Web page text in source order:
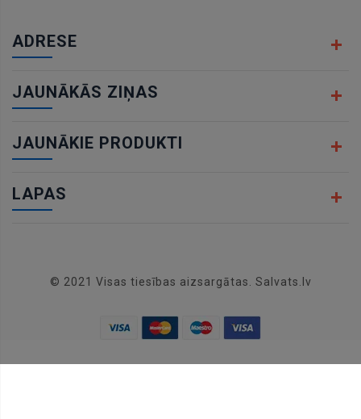
ADRESE
JAUNĀKĀS ZIŅAS
JAUNĀKIE PRODUKTI
LAPAS
© 2021 Visas tiesības aizsargātas. Salvats.lv